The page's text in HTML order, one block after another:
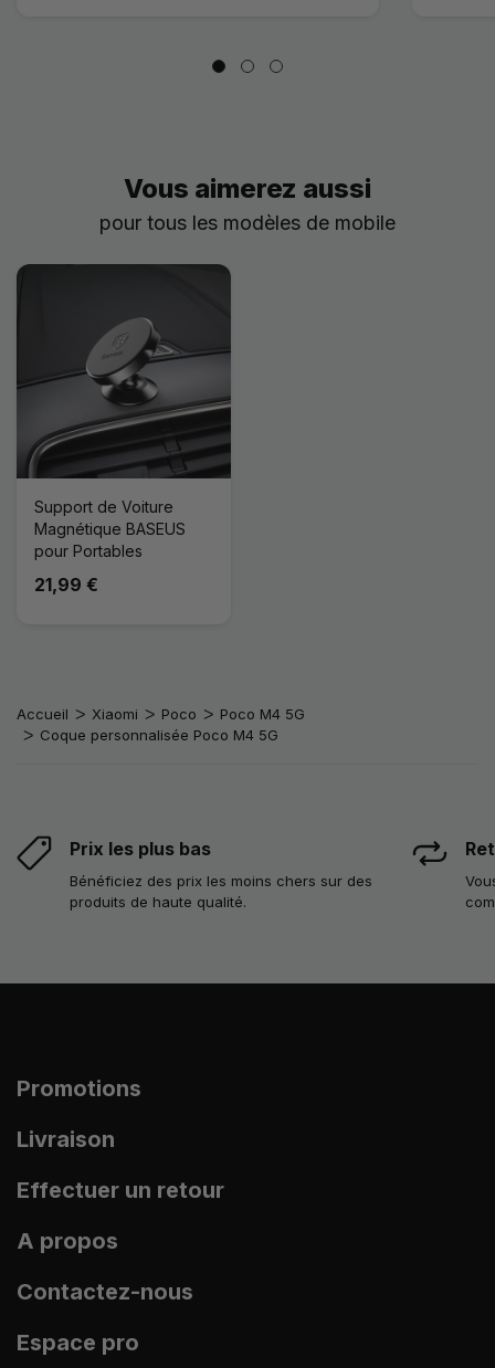
Vous aimerez aussi
pour tous les modèles de mobile
Support de Voiture
Magnétique BASEUS
pour Portables
21,99 €
Accueil Xiaomi Poco
Poco M4 5G
Coque personnalisée Poco M4 5G
Prix les plus bas
Bénéficiez des prix les moins chers sur des
produits de haute qualité.
Promotions
Livraison
Effectuer un retour
A propos
Contactez-nous
Espace pro